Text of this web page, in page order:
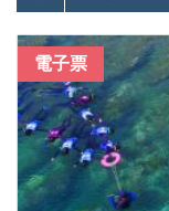
電子票